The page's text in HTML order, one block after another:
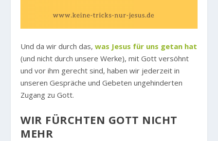
Und da wir durch das,was Jesus für uns getan hat
(und nicht durch unsere Werke), mit Gott versöhnt
und vor ihm gerecht sind, haben wir jederzeit in
unseren Gespräche und Gebeten ungehinderten
Zugang zu Gott.
WIR FÜRCHTEN GOTT NICHT
MEHR